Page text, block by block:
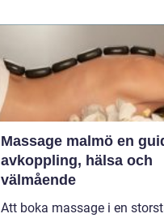
Massage malmö en guide till
avkoppling, hälsa och
välmående
Att boka massage i en